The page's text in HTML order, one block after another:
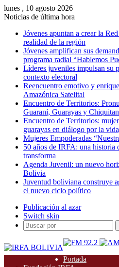
lunes , 10 agosto 2026
Noticias de última hora
Jóvenes apuntan a crear la
realidad de la región
Jóvenes amplifican sus
programa radial “Hablemos
Líderes juveniles impulsan su
contexto electoral
Reencuentro emotivo y
Amazónica Satelital
Encuentro de Territorios:
Guaraní, Guarayas y
Encuentro de Territorios:
guarayas en diálogo por la
Mujeres Empoderadas
50 años de IRFA: una historia
transforma
Agenda Juvenil: un nuevo
Bolivia
Juventud boliviana construye
el nuevo ciclo político
Publicación al azar
Switch skin
Portada